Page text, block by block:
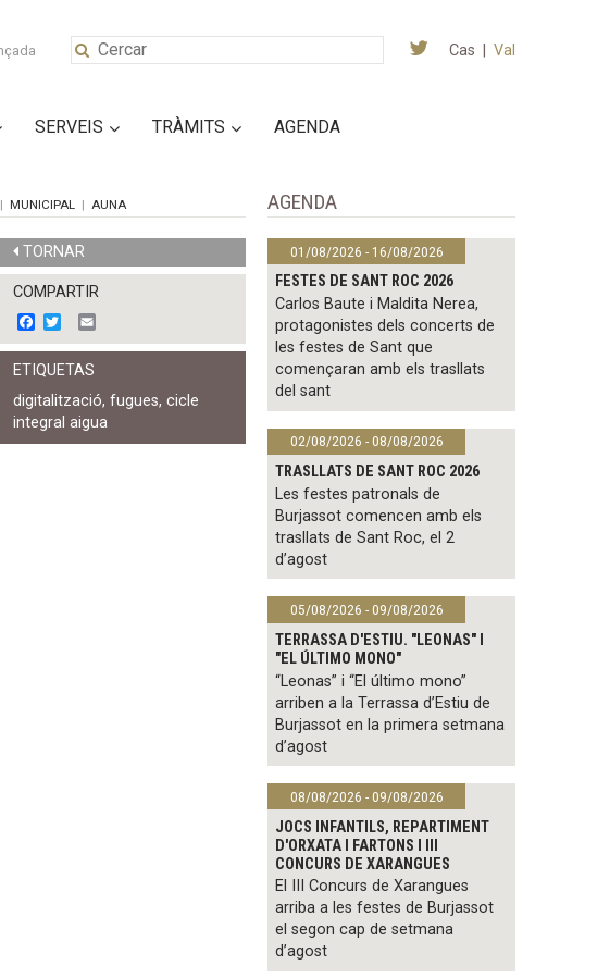
Cas Val
SERVEIS TRÀMITS AGENDA
MUNICIPAL AUNA
TORNAR
COMPARTIR
F
a
c
e
b
o
o
k
w
i
t
e
r
m
a
l
ETIQUETAS
digitalització,fugues,cicle
integral aigua
AGENDA
01/08/2026 - 16/08/2026
FESTES DE SANT ROC 2026
Carlos Baute i Maldita Nerea,
protagonistes dels concerts de
les festes de Sant que
començaran amb els trasllats
del sant
02/08/2026 - 08/08/2026
TRASLLATS DE SANT ROC 2026
Les festes patronals de
Burjassot comencen amb els
trasllats de Sant Roc, el 2
d’agost
05/08/2026 - 09/08/2026
TERRASSA D'ESTIU. "LEONAS" I
"EL ÚLTIMO MONO"
“Leonas” i “El último mono”
arriben a la Terrassa d’Estiu de
Burjassot en la primera setmana
d’agost
08/08/2026 - 09/08/2026
JOCS INFANTILS, REPARTIMENT
D'ORXATA I FARTONS I III
CONCURS DE XARANGUES
El III Concurs de Xarangues
arriba a les festes de Burjassot
el segon cap de setmana
d’agost